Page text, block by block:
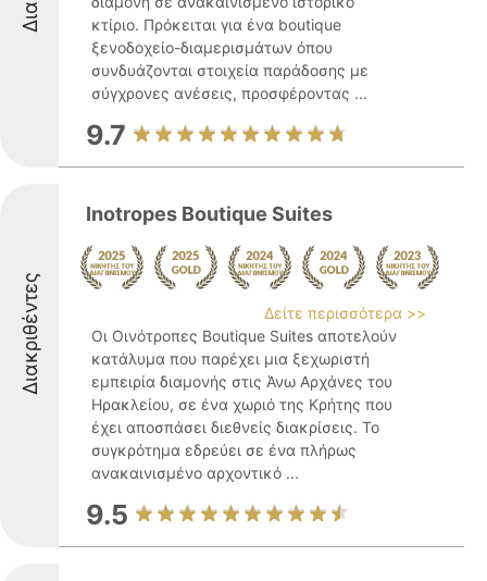
κτίριο. Πρόκειται για ένα boutique
ξενοδοχείο-διαμερισμάτων όπου
συνδυάζονται στοιχεία παράδοσης με
σύγχρονες ανέσεις, προσφέροντας ...
9.7
Διακριθέντες
Inotropes Boutique Suites
Δείτε περισσότερα >>
Οι Οινότροπες Boutique Suites αποτελούν
κατάλυμα που παρέχει μια ξεχωριστή
εμπειρία διαμονής στις Άνω Αρχάνες του
Ηρακλείου, σε ένα χωριό της Κρήτης που
έχει αποσπάσει διεθνείς διακρίσεις. Το
συγκρότημα εδρεύει σε ένα πλήρως
ανακαινισμένο αρχοντικό ...
9.5